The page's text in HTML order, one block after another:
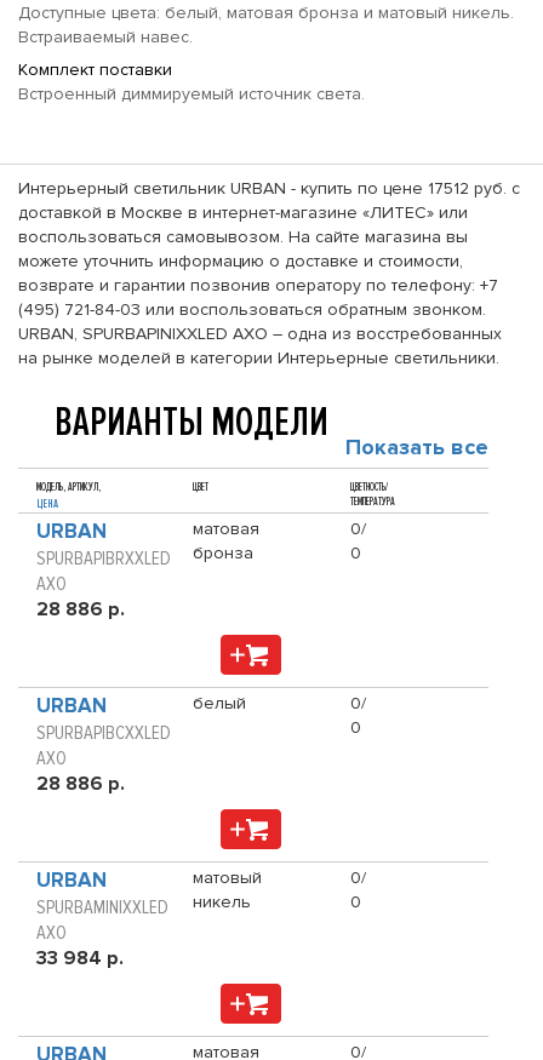
Доступные цвета: белый, матовая бронза и матовый никель.
Встраиваемый навес.
Комплект поставки
Встроенный диммируемый источник света.
Интерьерный светильник URBAN - купить по цене 17512 руб. с
доставкой в Москве в интернет-магазине «ЛИТЕС» или
воспользоваться самовывозом. На сайте магазина вы
можете уточнить информацию о доставке и стоимости,
возврате и гарантии позвонив оператору по телефону: +7
(495) 721-84-03 или воспользоваться обратным звонком.
URBAN, SPURBAPINIXXLED AXO – одна из восстребованных
на рынке моделей в категории Интерьерные светильники.
ВАРИАНТЫ МОДЕЛИ Показать все
МОДЕЛЬ, АРТИКУЛ,
ЦЕНА
ЦВЕТ
ЦВЕТНОСТЬ/
ТЕМПЕРАТУРА
URBAN
SPURBAPIBRXXLED
AXO
28 886 р.
матовая
бронза
0/
0
URBAN
SPURBAPIBCXXLED
AXO
28 886 р.
белый
0/
0
URBAN
SPURBAMINIXXLED
AXO
33 984 р.
матовый
никель
0/
0
URBAN матовая 0/